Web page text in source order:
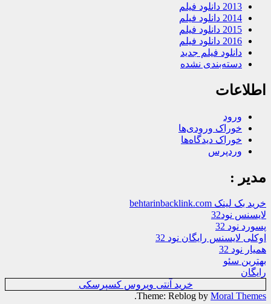
2013 دانلود فیلم
2014 دانلود فیلم
2015 دانلود فیلم
2016 دانلود فیلم
دانلود فیلم جدید
دسته‌بندی نشده
اطلاعات
ورود
خوراک ورودی‌ها
خوراک دیدگاه‌ها
وردپرس
مدیر :
خرید بک لینک behtarinbacklink.com
لایسنس نود32
پسورد نود 32
اوکلی لایسنس رایگان نود 32
همیار نود 32
بهترین سئو
رایگان
خرید آنتی ویروس کسپرسکی
Theme: Reblog by Moral Themes
.